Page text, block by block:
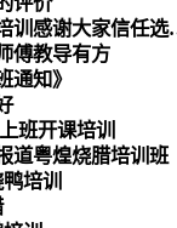
《回顾2019展望
傅教导有方
通知》
班开课培训
道粤煌烧腊培训班
培训